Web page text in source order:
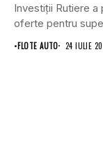
Investiții Rutiere a
oferte pentru
lucrărilor...
•FLOTE AUTO 24 IULIE